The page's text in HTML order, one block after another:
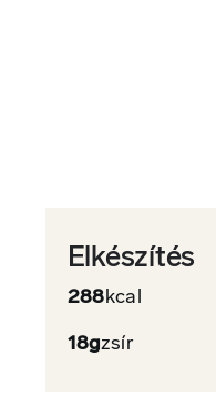
Elkészítés
288kcal
18gzsír